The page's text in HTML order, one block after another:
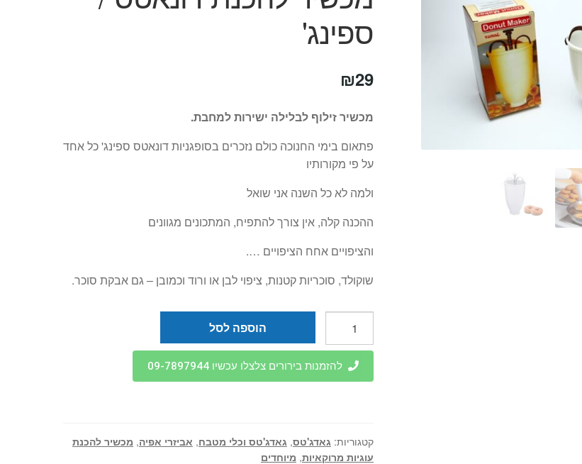
ספינג'
₪29
מכשיר זילוף לבלילה ישירות למחבת.
פתאום בימי החנוכה כולם נזכרים בסופגניות דונאטס ספינג' כל אחד
על פי מקורותיו
ולמה לא כל השנה אני שואל
ההכנה קלה, אין צורך להתפיח, המתכונים מגוונים
והציפויים אחח הציפויים ….
שוקולד, סוכריות קטנות, ציפוי לבן או ורוד וכמובן – גם אבקת סוכר.
מכשיר
להכנת
הוספה לסל
להזמנות בירורים צלצלו עכשיו 09-7897944
קטגוריות: גאדג'טס, גאדג'טס וכלי מטבח, אביזרי אפיה, מכשיר להכנת
עוגיות מרוקאיות, מיוחדים